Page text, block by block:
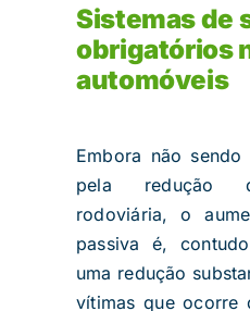
Sistemas de
obrigatórios
automóveis
Embora não
pela redução
rodoviária, o
passiva é,
uma redução
vítimas que ocorre